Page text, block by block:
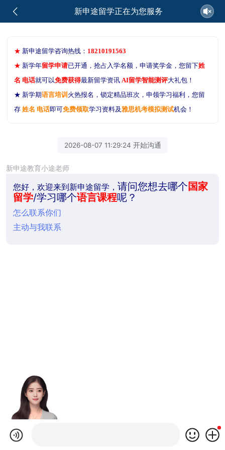
新申途留学正在为您服务
★ 新申途留学咨询热线： 18210191563
★ 新学年留学申请已开通，抢占入学名额，申请奖学金，您留下姓
名 电话就可以免费获得最新留学资讯 AI留学智能测评大礼包！
★ 新学期语言培训 火热报名，锁定精品班次，申领学习福利，您留
存姓名 电话即可免费领取学习资料及雅思机考模拟测试机会！
2026-08-07 11:29:24 开始沟通
新申途教育小途老师
您好，欢迎来到新申途留学， 请问您想去哪个国家
留学/学习哪个语言课程呢？
怎么联系你们
主动与我联系